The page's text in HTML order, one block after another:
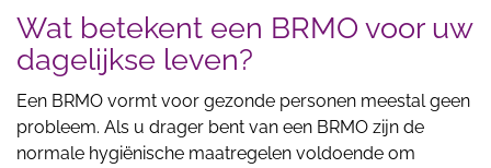
Wat betekent een BRMO voor uw
dagelijkse leven?
Een BRMO vormt voor gezonde personen meestal geen
probleem. Als u drager bent van een BRMO zijn de
normale hygiënische maatregelen voldoende om